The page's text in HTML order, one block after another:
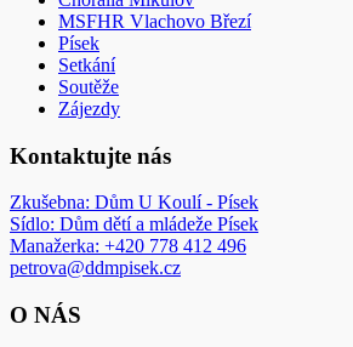
MSFHR Vlachovo Březí
Písek
Setkání
Soutěže
Zájezdy
Kontaktujte nás
Zkušebna: Dům U Koulí - Písek
Sídlo: Dům dětí a mládeže Písek
Manažerka: +420 778 412 496
petrova@ddmpisek.cz
O NÁS